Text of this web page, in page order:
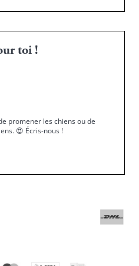
toi !
promener les chiens ou de
😍 Écris-nous !